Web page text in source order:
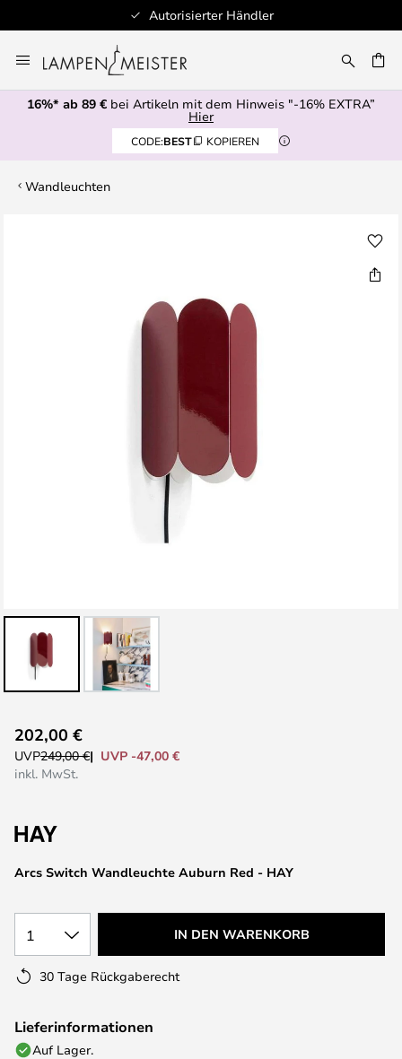
Autorisierter Händler
Inhalt
springen
16%* ab 89 € bei Artikeln mit dem Hinweis "-16% EXTRA”
Hier
CODE:BEST KOPIEREN
Wandleuchten
Anfang
der
Arcs Switch Wandleuchte Auburn Red - HAY
202,00 €
UVP249,00 €
UVP -47,00 €
inkl. MwSt.
1 IN DEN WARENKORB
30 Tage Rückgaberecht
Lieferinformationen
Auf Lager.